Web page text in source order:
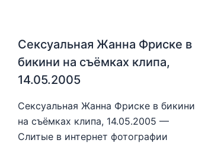
Сексуальная Жанна Фриске в
бикини на съёмках клипа,
14.05.2005
Сексуальная Жанна Фриске в бикини
на съёмках клипа, 14.05.2005 —
Слитые в интернет фотографии